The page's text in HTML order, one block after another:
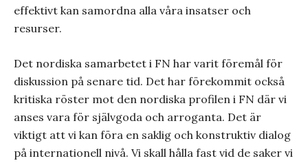
effektivt kan samordna alla våra insatser och
resurser.
Det nordiska samarbetet i FN har varit föremål för
diskussion på senare tid. Det har förekommit också
kritiska röster mot den nordiska profilen i FN där vi
anses vara för självgoda och arroganta. Det är
viktigt att vi kan föra en saklig och konstruktiv dialog
på internationell nivå. Vi skall hålla fast vid de saker vi